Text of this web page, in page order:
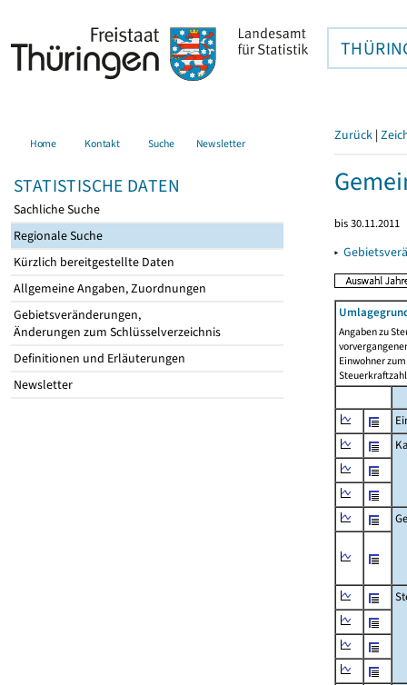
Home Kontakt Suche Newsletter
STATISTISCHE DATEN
Sachliche Suche
Regionale Suche
Kürzlich bereitgestellte Daten
Allgemeine Angaben, Zuordnungen
Gebietsveränderungen,
Änderungen zum Schlüsselverzeichnis
Definitionen und Erläuterungen
Newsletter
Zurück |
bis 30.11.2011
▸
Angaben zu
Einwohner